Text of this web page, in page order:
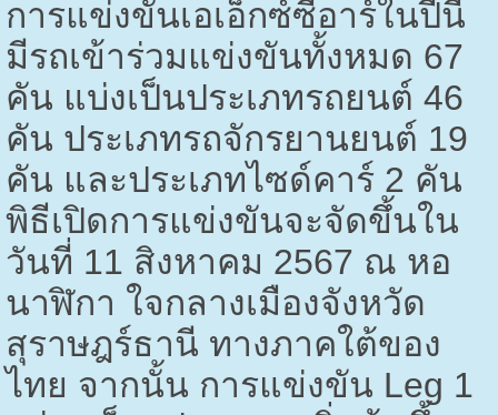
การแข่งขันเอเอ็กซ์ซีอาร์ในปีนี้
มีรถเข้าร่วมแข่งขันทั้งหมด 67
คัน แบ่งเป็นประเภทรถยนต์ 46
คัน ประเภทรถจักรยานยนต์ 19
คัน และประเภทไซด์คาร์ 2 คัน
พิธีเปิดการแข่งขันจะจัดขึ้นใน
วันที่ 11 สิงหาคม 2567 ณ หอ
นาฬิกา ใจกลางเมืองจังหวัด
สุราษฎร์ธานี ทางภาคใต้ของ
ไทย จากนั้น การแข่งขัน Leg 1